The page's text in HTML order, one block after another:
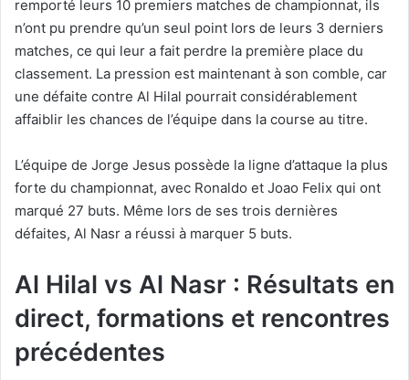
remporté leurs 10 premiers matches de championnat, ils
n’ont pu prendre qu’un seul point lors de leurs 3 derniers
matches, ce qui leur a fait perdre la première place du
classement. La pression est maintenant à son comble, car
une défaite contre Al Hilal pourrait considérablement
affaiblir les chances de l’équipe dans la course au titre.
L’équipe de Jorge Jesus possède la ligne d’attaque la plus
forte du championnat, avec Ronaldo et Joao Felix qui ont
marqué 27 buts. Même lors de ses trois dernières
défaites, Al Nasr a réussi à marquer 5 buts.
Al Hilal vs Al Nasr : Résultats en
direct, formations et rencontres
précédentes